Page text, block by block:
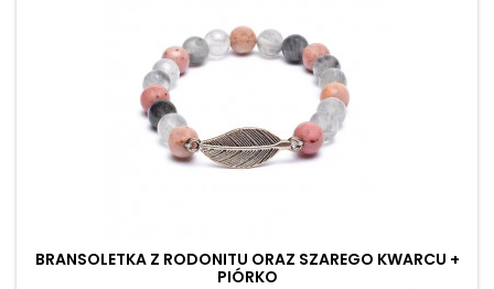
BRANSOLETKA Z RODONITU ORAZ SZAREGO KWARCU +
PIÓRKO